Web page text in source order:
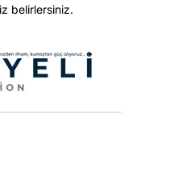
belirlersiniz.